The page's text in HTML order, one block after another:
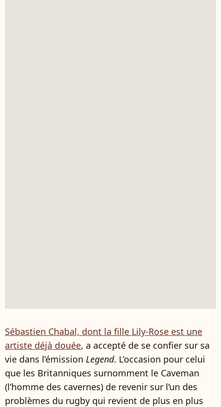
Sébastien Chabal, dont la fille Lily-Rose est une
artiste déjà douée, a accepté de se confier sur sa
vie dans l’émission Legend. L’occasion pour celui
que les Britanniques surnomment le Caveman
(l’homme des cavernes) de revenir sur l’un des
problèmes du rugby qui revient de plus en plus